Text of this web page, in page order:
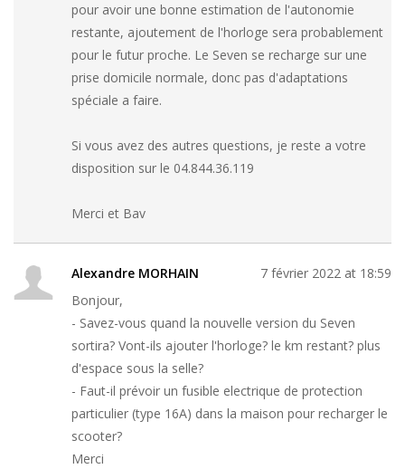
pour avoir une bonne estimation de l'autonomie
restante, ajoutement de l'horloge sera probablement
pour le futur proche. Le Seven se recharge sur une
prise domicile normale, donc pas d'adaptations
spéciale a faire.
Si vous avez des autres questions, je reste a votre
disposition sur le 04.844.36.119
Merci et Bav
Alexandre MORHAIN
7 février 2022 at 18:59
Bonjour,
- Savez-vous quand la nouvelle version du Seven
sortira? Vont-ils ajouter l'horloge? le km restant? plus
d'espace sous la selle?
- Faut-il prévoir un fusible electrique de protection
particulier (type 16A) dans la maison pour recharger le
scooter?
Merci